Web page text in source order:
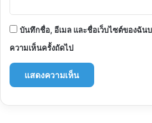
บันทึกชื่อ, อีเมล และชื่อเว็บไซต์ของฉัน
ความเห็นครั้งถัดไป